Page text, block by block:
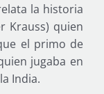
la historia
Krauss) quien
el primo de
jugaba en
India.